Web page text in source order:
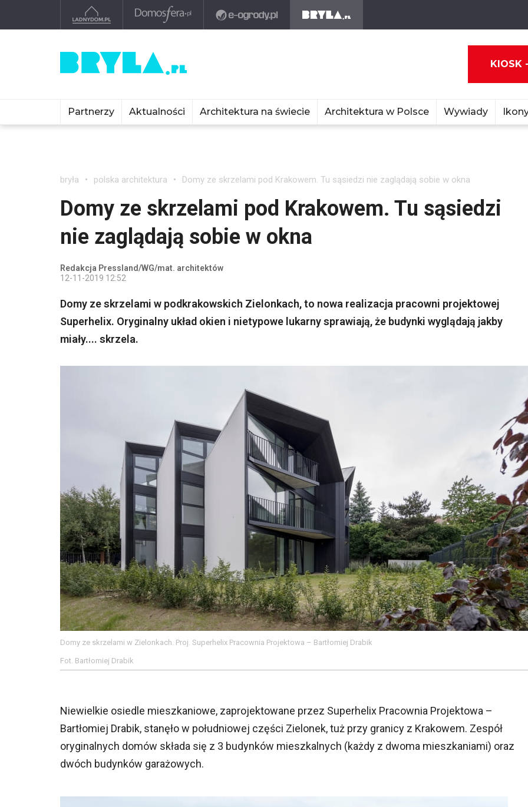
KIOSK
Partnerzy Aktualności Architektura na świecie Architektura w Polsce Wywiady
bryła polska architektura Domy ze skrzelami pod Krakowem. Tu sąsiedzi nie zaglądają sobie w okna
Domy ze skrzelami pod Krakowem. Tu sąsiedzi
nie zaglądają sobie w okna
Redakcja Pressland/WG/mat. architektów
12-11-2019 12:52
Domy ze skrzelami w podkrakowskich Zielonkach, to nowa realizacja pracowni projektowej
Superhelix. Oryginalny układ okien i nietypowe lukarny sprawiają, że budynki wyglądają jakby
miały.... skrzela.
Domy ze skrzelami w Zielonkach. Proj. Superhelix Pracownia Projektowa – Bartłomiej Drabik
Fot. Bartłomiej Drabik
Niewielkie osiedle mieszkaniowe, zaprojektowane przez Superhelix Pracownia Projektowa –
Bartłomiej Drabik, stanęło w południowej części Zielonek, tuż przy granicy z Krakowem. Zespół
oryginalnych domów składa się z 3 budynków mieszkalnych (każdy z dwoma mieszkaniami) oraz
dwóch budynków garażowych.